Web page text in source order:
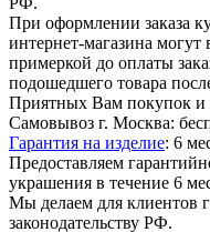
При оформлении заказа
интернет-магазина могут
примеркой до оплаты
подошедшего товара
Приятных Вам покупок и
Самовывоз г. Москва:
Гарантия на изделие: 6
Предоставляем
украшения в течение 6
Мы делаем для клиентов
законодательству РФ.